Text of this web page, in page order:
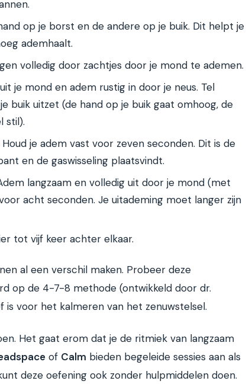
op je borst en de andere op je buik. Dit helpt je
ademhaalt.
volledig door zachtjes door je mond te ademen.
je mond en adem rustig in door je neus. Tel
buik uitzet (de hand op je buik gaat omhoog, de
stil).
Houd je adem vast voor zeven seconden. Dit is de
en de gaswisseling plaatsvindt.
langzaam en volledig uit door je mond (met
acht seconden. Je uitademing moet langer zijn
tot vijf keer achter elkaar.
al een verschil maken. Probeer deze
op de 4-7-8 methode (ontwikkeld door dr.
is voor het kalmeren van het zenuwstelsel.
Het gaat erom dat je de ritmiek van langzaam
of Calm bieden begeleide sessies aan als
deze oefening ook zonder hulpmiddelen doen.